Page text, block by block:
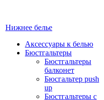
Нижнее белье
Аксессуары к белью
Бюстгальтеры
Бюстгальтеры
балконет
Бюсгальтер push
up
Бюстгальтеры с